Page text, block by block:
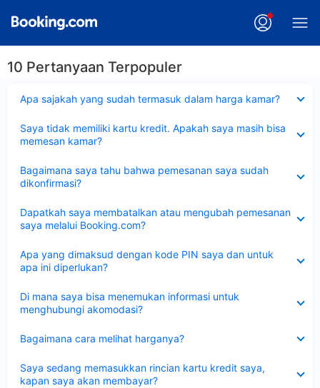
10 Pertanyaan Terpopuler
Apa sajakah yang sudah termasuk dalam harga kamar?
Saya tidak memiliki kartu kredit. Apakah saya masih bisa
memesan kamar?
Bagaimana saya tahu bahwa pemesanan saya sudah
dikonfirmasi?
Dapatkah saya membatalkan atau mengubah pemesanan
saya melalui Booking.com?
Apa yang dimaksud dengan kode PIN saya dan untuk
apa ini diperlukan?
Di mana saya bisa menemukan informasi untuk
menghubungi akomodasi?
Bagaimana cara melihat harganya?
Saya sedang memasukkan rincian kartu kredit saya,
kapan saya akan membayar?